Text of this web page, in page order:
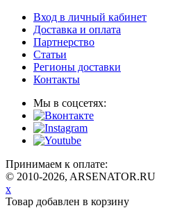
Вход в личный кабинет
Доставка и оплата
Партнерство
Статьи
Регионы доставки
Контакты
Мы в соцсетях:
Принимаем к оплате:
© 2010-2026, ARSENATOR.RU
x
Товар добавлен в корзину